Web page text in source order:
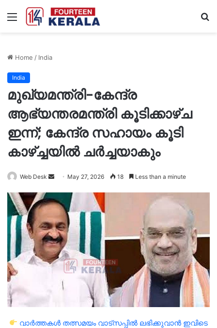
Menu
Home / India
India
മുഖ്യമന്ത്രി-കേന്ദ്ര
ആഭ്യന്തരമന്ത്രി കൂടിക്കാഴ്ച
ഇന്ന്; കേന്ദ്ര സഹായം കൂടി
കാഴ്ച്ചയിൽ ചർച്ചയാകും
Web Desk
Send
email
May 27, 2026 18 Less than a minute
വാർത്തകൾ തത്സമയം വാട്സപ്പിൽ ലഭിക്കുവാൻ ഇവിടെ